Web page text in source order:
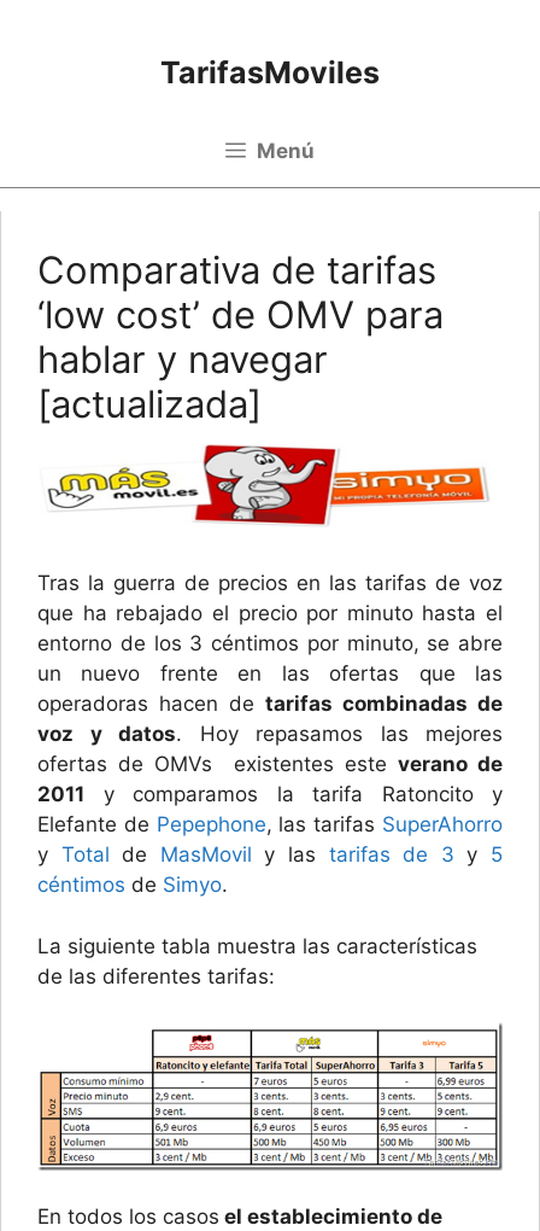
TarifasMoviles
Menú
Comparativa de tarifas
‘low cost’ de OMV para
hablar y navegar
[actualizada]
Tras la guerra de precios en las tarifas de voz
que ha rebajado el precio por minuto hasta el
entorno de los 3 céntimos por minuto, se abre
un nuevo frente en las ofertas que las
operadoras hacen de tarifas combinadas de
voz y datos. Hoy repasamos las mejores
ofertas de OMVs existentes este verano de
2011 y comparamos la tarifa Ratoncito y
Elefante de Pepephone, las tarifas SuperAhorro
y Total de MasMovil y las tarifas de 3 y 5
céntimos de Simyo.
La siguiente tabla muestra las características
de las diferentes tarifas:
En todos los casos el establecimiento de